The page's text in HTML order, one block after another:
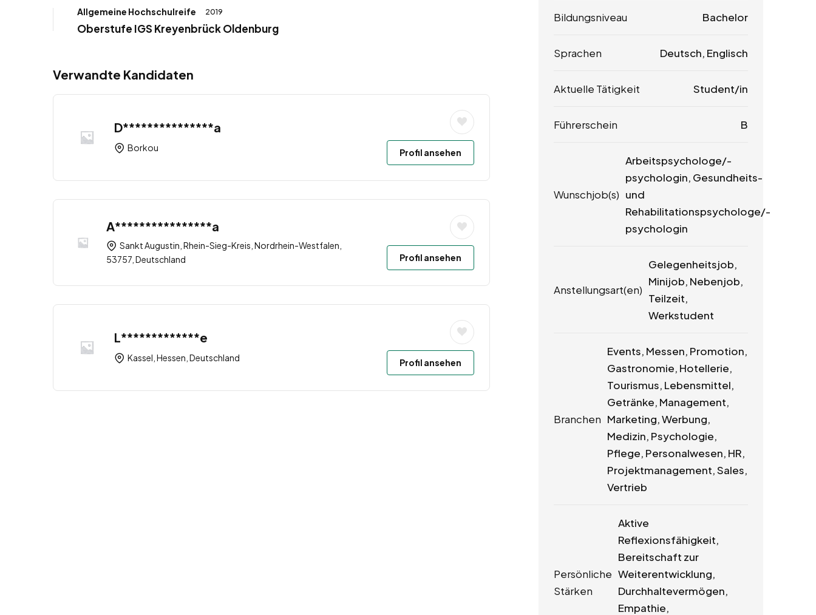
Allgemeine Hochschulreife 2019
Oberstufe IGS Kreyenbrück Oldenburg
Verwandte Kandidaten
D***************a
Borkou Profil ansehen
A****************a
Sankt Augustin, Rhein-Sieg-Kreis, Nordrhein-Westfalen,
53757, Deutschland
Profil ansehen
L*************e
Kassel, Hessen, Deutschland Profil ansehen
Bildungsniveau Bachelor
Sprachen Deutsch, Englisch
Aktuelle Tätigkeit Student/in
Führerschein B
Wunschjob(s)
Arbeitspsychologe/-
psychologin, Gesundheits-
und
Rehabilitationspsychologe/-
psychologin
Anstellungsart(en)
Gelegenheitsjob,
Minijob, Nebenjob,
Teilzeit,
Werkstudent
Branchen
Events, Messen, Promotion,
Gastronomie, Hotellerie,
Tourismus, Lebensmittel,
Getränke, Management,
Marketing, Werbung,
Medizin, Psychologie,
Pflege, Personalwesen, HR,
Projektmanagement, Sales,
Vertrieb
Persönliche
Stärken
Aktive
Reflexionsfähigkeit,
Bereitschaft zur
Weiterentwicklung,
Durchhaltevermögen,
Empathie,